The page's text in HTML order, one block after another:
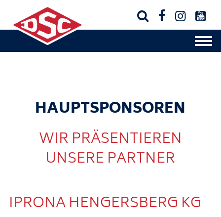
   
HAUPTSPONSOREN
WIR PRÄSENTIEREN
UNSERE PARTNER
IPRONA HENGERSBERG KG